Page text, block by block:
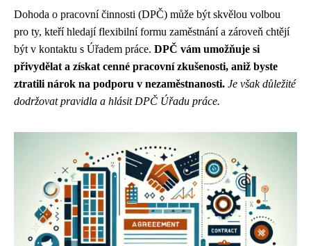
Dohoda o pracovní činnosti (DPČ) může být skvělou volbou
pro ty, kteří hledají flexibilní formu zaměstnání a zároveň chtějí
být v kontaktu s Úřadem práce. DPČ vám umožňuje si
přivydělat a získat cenné pracovní zkušenosti, aniž byste
ztratili nárok na podporu v nezaměstnanosti. Je však důležité
dodržovat pravidla a hlásit DPČ Úřadu práce.